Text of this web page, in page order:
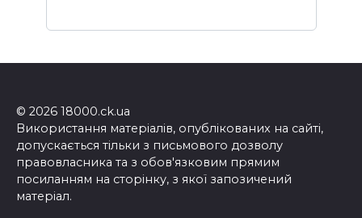
© 2026 18000.ck.ua
Використання матеріалів, опублікованих на сайті,
допускається тільки з письмового дозволу
правовласника та з обов'язковим прямим
посиланням на сторінку, з якої запозичений
матеріал.